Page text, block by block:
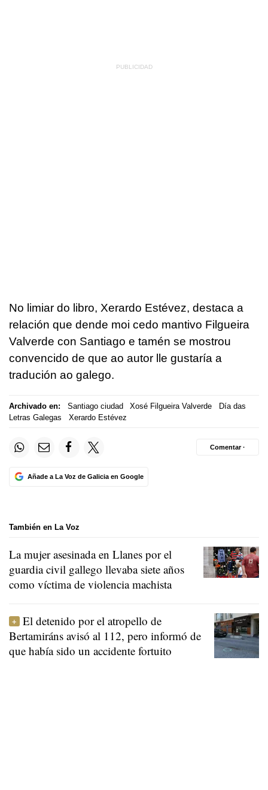
No limiar do libro, Xerardo Estévez, destaca a
relación que dende moi cedo mantivo Filgueira
Valverde con Santiago e tamén se mostrou
convencido de que ao autor lle gustaría a
tradución ao galego.
Archivado en: Santiago ciudad Xosé Filgueira Valverde
Día das
Letras Galegas
Xerardo Estévez
Añade a La Voz de Galicia en Google
Comentar ·
También en La Voz
La mujer asesinada en Llanes por el
guardia civil gallego llevaba siete años
como víctima de violencia machista
El detenido por el atropello de
Bertamiráns avisó al 112, pero informó de
que había sido un accidente fortuito